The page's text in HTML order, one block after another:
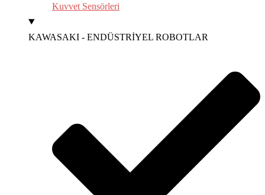
Kuvvet Sensörleri
KAWASAKI - ENDÜSTRİYEL ROBOTLAR